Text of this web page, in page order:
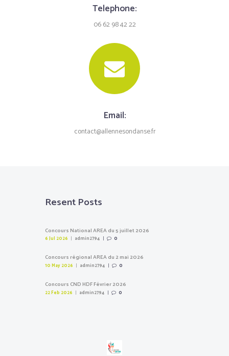
Telephone:
06 62 98 42 22
Email:
contact@allennesondanse.fr
Resent Posts
Concours National AREA du 5 juillet 2026
6 Jul 2026 admin2794 0
Concours régional AREA du 2 mai 2026
10 May 2026 admin2794 0
Concours CND HDF Février 2026
22 Feb 2026 admin2794 0